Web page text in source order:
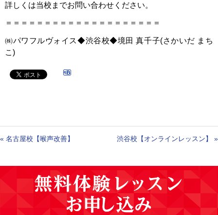
詳しくは当校までお問い合わせください。
＝＝＝＝＝＝＝＝＝＝＝＝＝＝＝＝＝＝＝＝
㈱パワフルヴォイス◆渋谷校◆境田 真千子(さかいだ まち
こ)
« 名古屋校【喉声改善】 渋谷校【オンラインレッスン】 »